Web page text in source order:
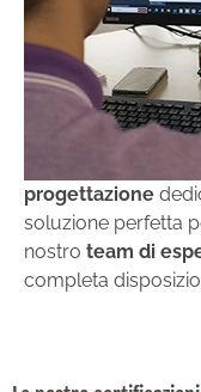
progettazione
soluzione perfetta
nostro team di
completa